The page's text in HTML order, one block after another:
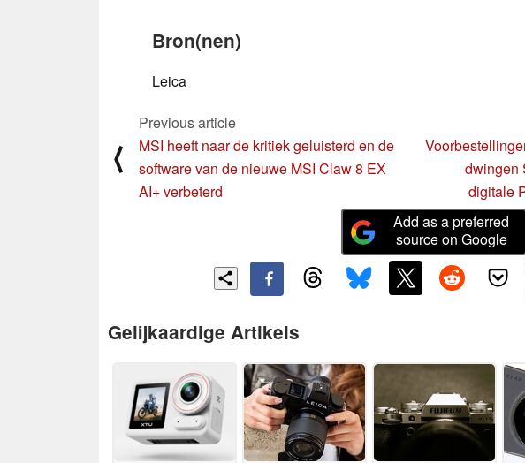
Bron(nen)
Leica
⟨
Previous article
MSI heeft naar de kritiek geluisterd en de
software van de nieuwe MSI Claw 8 EX
AI+ verbeterd
dwingen
digitale
Add as a preferred
source on Google
Gelijkaardige Artikels